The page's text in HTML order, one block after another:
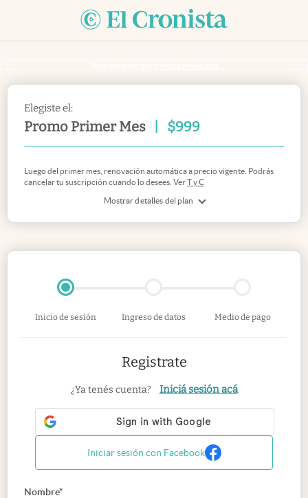
Elegiste el:
Promo Primer Mes $999
Mostrar detalles del plan
Luego del primer mes, renovación automática a precio vigente. Podrás
cancelar tu suscripción cuando lo desees. VerT y C
Inicio de sesión Ingreso de datos Medio de pago
Registrate
¿Ya tenés cuenta? Iniciá sesión acá
Iniciar sesión con Facebook
Nombre*